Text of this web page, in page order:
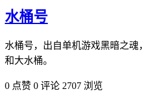
水桶号
水桶号，出自单机游戏黑暗之魂
和大水桶。
0 点赞 0 评论 2707 浏览